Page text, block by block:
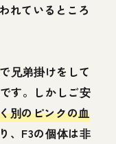
れているところ
兄弟掛けをして
す。しかしご安
別のピンクの血
、F3の個体は非